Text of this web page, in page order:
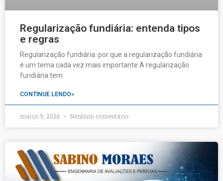
Regularização fundiária: entenda tipos
e regras
Regularização fundiária: por que a regularização fundiária
é um tema cada vez mais importante A regularização
fundiária tem
CONTINUE LENDO»
março 9, 2026 Nenhum comentário